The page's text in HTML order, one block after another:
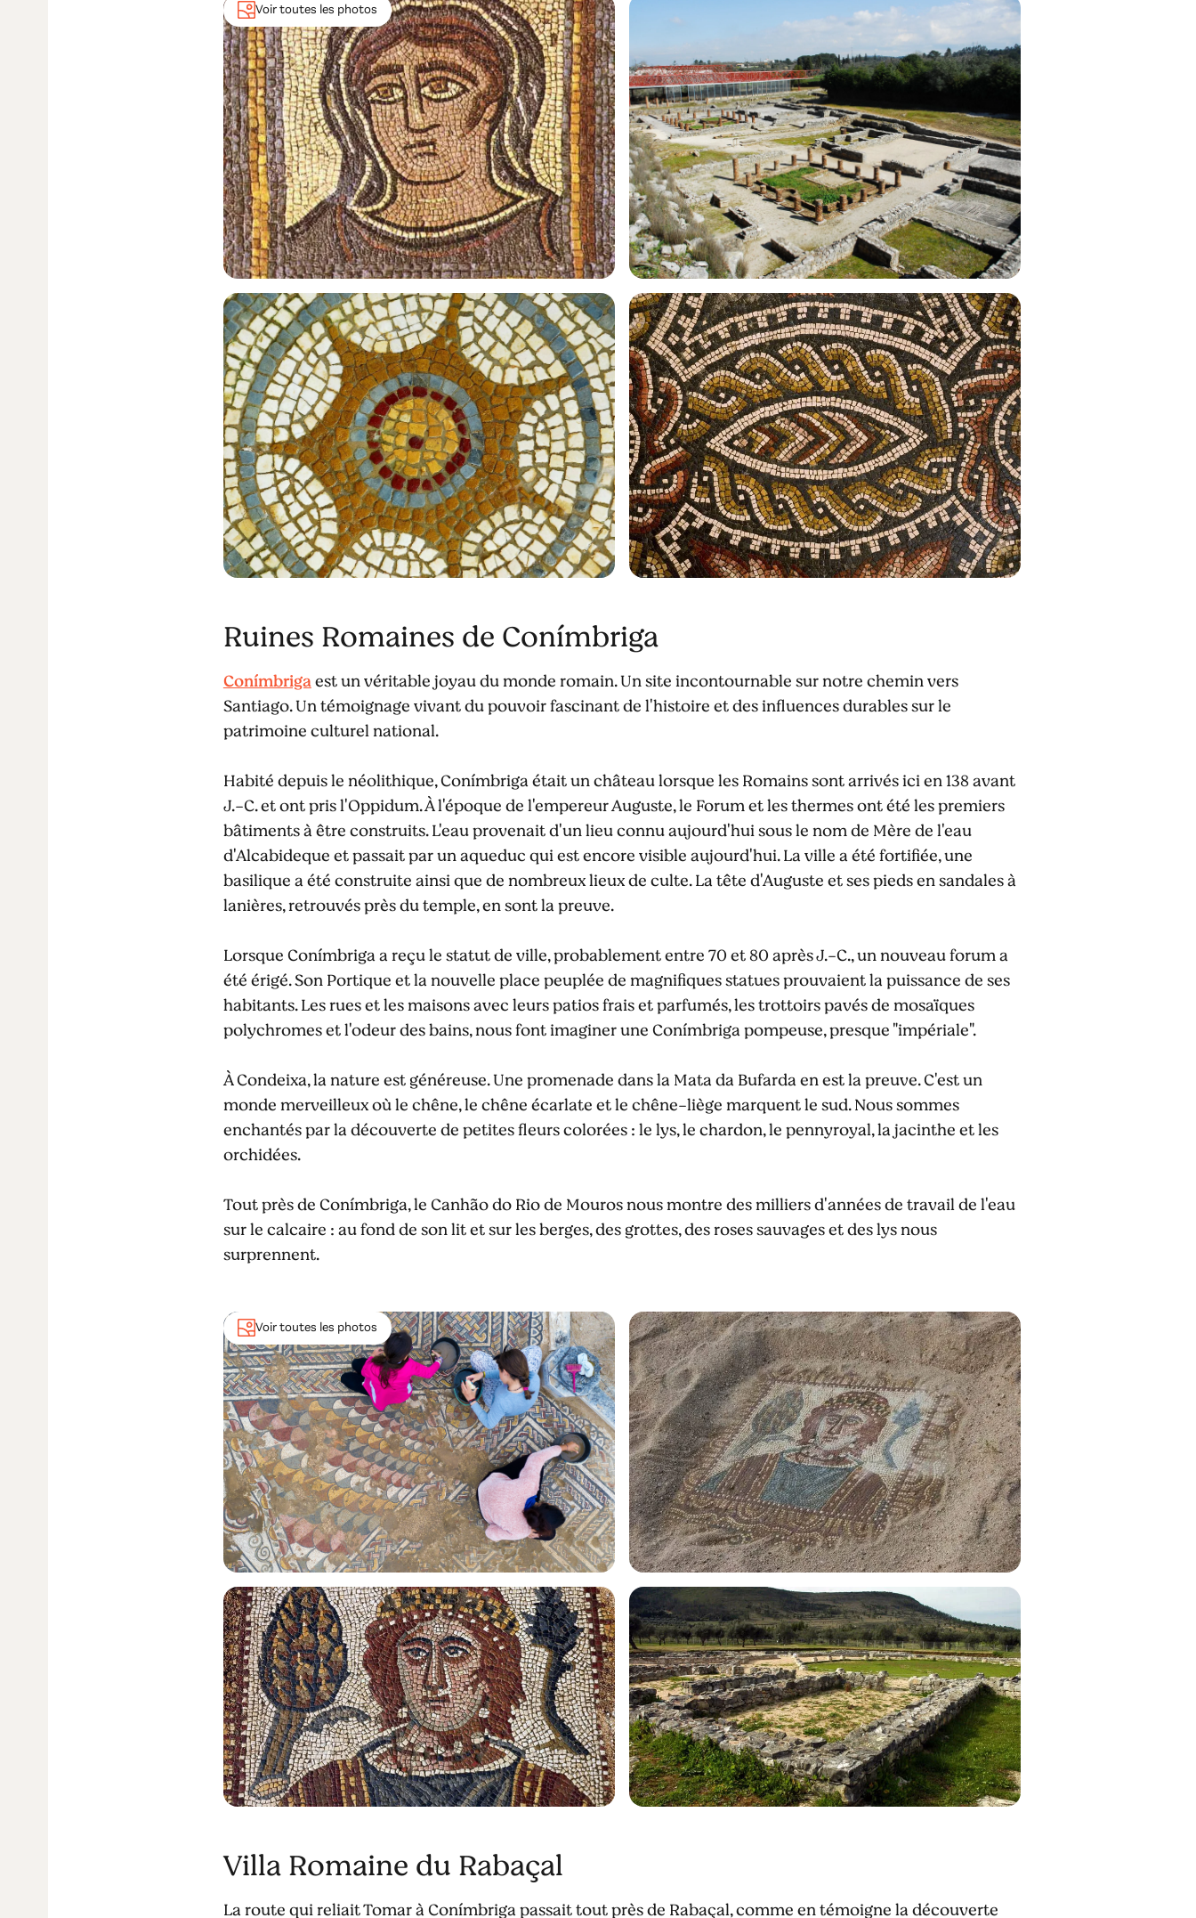
Voir toutes les photos
Ruines Romaines de Conímbriga
Conímbrigaest un véritable joyau du monde romain. Un site incontournable sur notre chemin vers
Santiago. Un témoignage vivant du pouvoir fascinant de l'histoire et des influences durables sur le
patrimoine culturel national.
Habité depuis le néolithique, Conímbriga était un château lorsque les Romains sont arrivés ici en 138 avant
J.-C. et ont pris l'Oppidum. À l'époque de l'empereur Auguste, le Forum et les thermes ont été les premiers
bâtiments à être construits. L'eau provenait d'un lieu connu aujourd'hui sous le nom de Mère de l'eau
d'Alcabideque et passait par un aqueduc qui est encore visible aujourd'hui. La ville a été fortifiée, une
basilique a été construite ainsi que de nombreux lieux de culte. La tête d'Auguste et ses pieds en sandales à
lanières, retrouvés près du temple, en sont la preuve.
Lorsque Conímbriga a reçu le statut de ville, probablement entre 70 et 80 après J.-C., un nouveau forum a
été érigé. Son Portique et la nouvelle place peuplée de magnifiques statues prouvaient la puissance de ses
habitants. Les rues et les maisons avec leurs patios frais et parfumés, les trottoirs pavés de mosaïques
polychromes et l'odeur des bains, nous font imaginer une Conímbriga pompeuse, presque "impériale".
À Condeixa, la nature est généreuse. Une promenade dans la Mata da Bufarda en est la preuve. C'est un
monde merveilleux où le chêne, le chêne écarlate et le chêne-liège marquent le sud. Nous sommes
enchantés par la découverte de petites fleurs colorées : le lys, le chardon, le pennyroyal, la jacinthe et les
orchidées.
Tout près de Conímbriga, le Canhão do Rio de Mouros nous montre des milliers d'années de travail de l'eau
sur le calcaire : au fond de son lit et sur les berges, des grottes, des roses sauvages et des lys nous
surprennent.
Voir toutes les photos
Villa Romaine du Rabaçal
La route qui reliait Tomar à Conímbriga passait tout près de Rabaçal, comme en témoigne la découverte